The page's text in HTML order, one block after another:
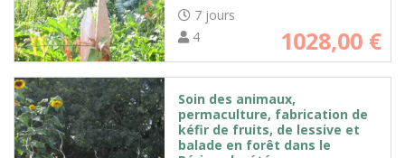
7 jours
4
1028,00 €
Soin des animaux,
permaculture, fabrication de
kéfir de fruits, de lessive et
balade en forêt dans le